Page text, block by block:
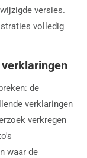
versies.
volledig
de
verklaringen
verkregen
waar de